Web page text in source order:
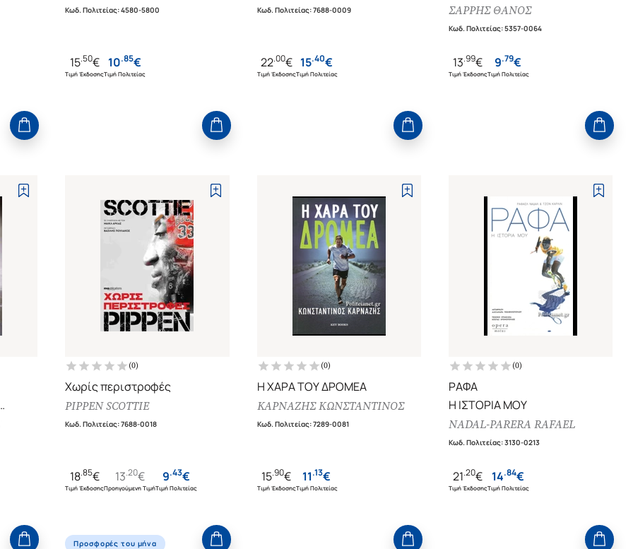
Κωδ. Πολιτείας:4580-5800
15.50€
Τιμή Έκδοσης
10.85€
Τιμή Πολιτείας
Κωδ. Πολιτείας:7688-0009
22.00€
Τιμή Έκδοσης
15.40€
Τιμή Πολιτείας
ΣΑΡΡΗΣ ΘΑΝΟΣ
Κωδ. Πολιτείας:5357-0064
13.99€
Τιμή Έκδοσης
9.79€
Τιμή Πολιτείας
δεν
(0)
Χωρίς περιστροφές
PIPPEN SCOTTIE
Κωδ. Πολιτείας:7688-0018
18.85€
Τιμή Έκδοσης
13.20€
Προηγούμενη Τιμή
9.43€
Τιμή Πολιτείας
Προσφορές του μήνα
(0)
Η ΧΑΡΑ ΤΟΥ ΔΡΟΜΕΑ
ΚΑΡΝΑΖΗΣ ΚΩΝΣΤΑΝΤΙΝΟΣ
Κωδ. Πολιτείας:7289-0081
15.90€
Τιμή Έκδοσης
11.13€
Τιμή Πολιτείας
(0)
ΡΑΦΑ
Η ΙΣΤΟΡΙΑ ΜΟΥ
NADAL-PARERA RAFAEL
Κωδ. Πολιτείας:3130-0213
21.20€
Τιμή Έκδοσης
14.84€
Τιμή Πολιτείας